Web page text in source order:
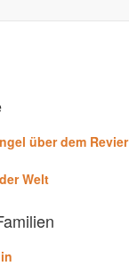
über dem Revier
Welt